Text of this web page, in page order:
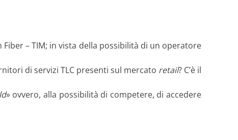
– TIM; in vista della possibilità di un operatore
di servizi TLC presenti sul mercato retail? C’è il
» ovvero, alla possibilità di competere, di accedere